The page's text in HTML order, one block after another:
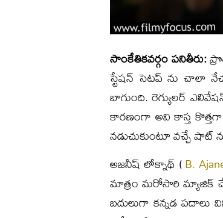
సాంకేతికవర్గం పనితీరు:
స్టేషన్ సెటప్ ను చాలా
బాగుంది. రెగ్యులర్
కారణంగా అవి కాస్త
నడుచుకుంటూ వచ్చే
అజనీష్ లోక్నాథ్ (B.
మాత్రం మరోసారి మ్యాజిక్
బదులుగా కన్నడ పదాలు